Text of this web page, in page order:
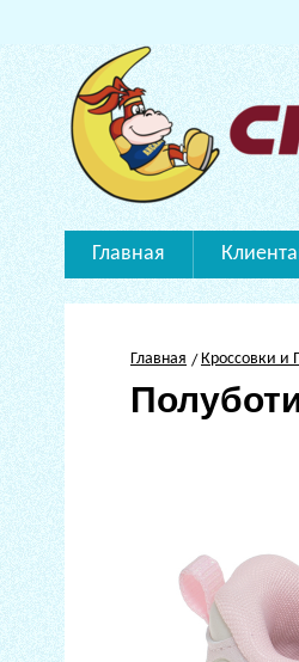
Главная
Главная Кроссовки и